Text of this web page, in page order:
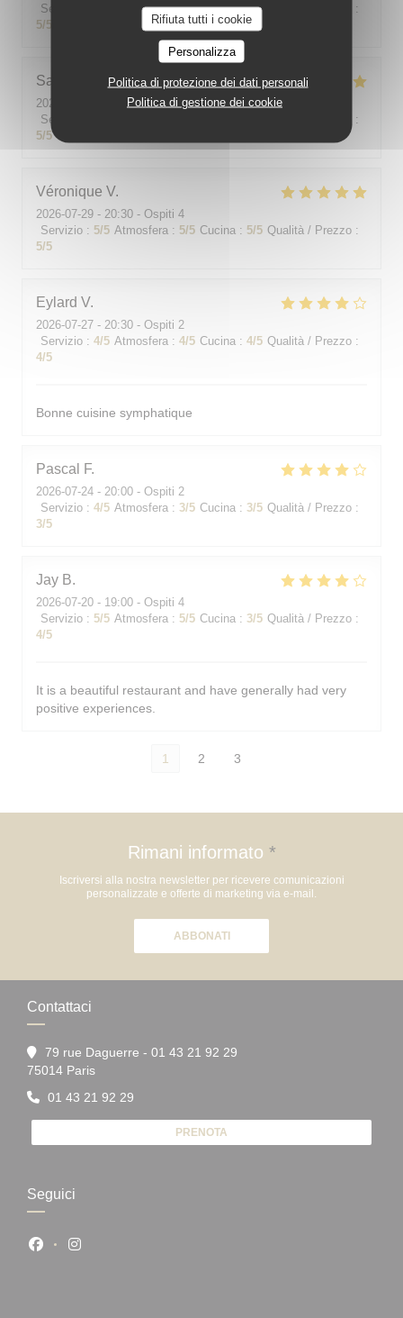
Rifiuta tutti i cookie
Personalizza
Politica di protezione dei dati personali
Politica di gestione dei cookie
Servizio
Atmosfera: 5/5 Cucina: 5/5
:
5/5
Sabine
2026-08-01
- 12:00 - Ospiti 5
Servizio
:
5/5
Véronique V
2026-07-29 - 20:30 - Ospiti 4
Servizio : 5/5 Atmosfera : 5/5 Cucina : 5/5 Qualità / Prezzo :
5/5
Eylard V
2026-07-27 - 20:30 - Ospiti 2
Servizio : 4/5 Atmosfera : 4/5 Cucina : 4/5 Qualità / Prezzo :
4/5
Bonne cuisine symphatique
Pascal F
2026-07-24 - 20:00 - Ospiti 2
Servizio : 4/5 Atmosfera : 3/5 Cucina : 3/5 Qualità / Prezzo :
3/5
Jay B
2026-07-20 - 19:00 - Ospiti 4
Servizio : 5/5 Atmosfera : 5/5 Cucina : 3/5 Qualità / Prezzo :
4/5
It is a beautiful restaurant and have generally had very
positive experiences.
1 2 3
Rimani informato *
Iscriversi alla nostra newsletter per ricevere comunicazioni
personalizzate e offerte di marketing via e-mail.
ABBONATI
Contattaci
79 rue Daguerre - 01 43 21 92 29
75014 Paris((apre una nuova finestra))
01 43 21 92 29
PRENOTA
Seguici
Facebook ((apre una nuova finestra))
Instagram ((apre una nuova finestra))